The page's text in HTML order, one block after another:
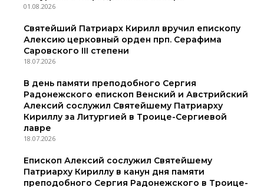
01.08.2026
Святейший Патриарх Кирилл вручил епископу
Алексию церковный орден прп. Серафима
Саровского III степени
18.07.2026
В день памяти преподобного Сергия
Радонежского епископ Венский и Австрийский
Алексий сослужил Святейшему Патриарху
Кириллу за Литургией в Троице-Сергиевой
лавре
18.07.2026
Епископ Алексий сослужил Святейшему
Патриарху Кириллу в канун дня памяти
преподобного Сергия Радонежского в Троице-